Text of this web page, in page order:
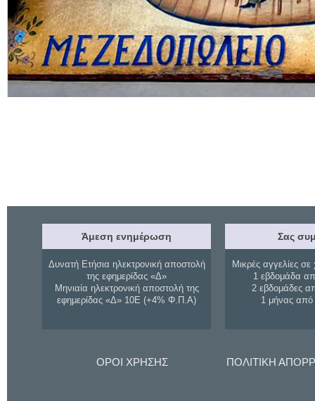
Άμεση ενημέρωση
Δυνατή Ετήσια ηλεκτρονική αποστολή
της εφημερίδας «Δ»
Μηνιαία ηλεκτρονική αποστολή της
εφημερίδας «Δ» 10Ε (+4% Φ.Π.Α)
Σας
Μικρές αγγελίες σε
1 εβδομάδα
2 εβδομάδες
1 μήνας
ΟΡΟΙ ΧΡΗΣΗΣ ΠΟΛΙΤΙΚΗ